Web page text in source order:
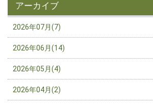
アーカイブ
2026年07月(7)
2026年06月(14)
2026年05月(4)
2026年04月(2)